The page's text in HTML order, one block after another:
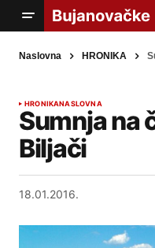
Naslovna HRONIKA
HRONIKANASLOVNA
Sumnja na
Biljači
18.01.2016.